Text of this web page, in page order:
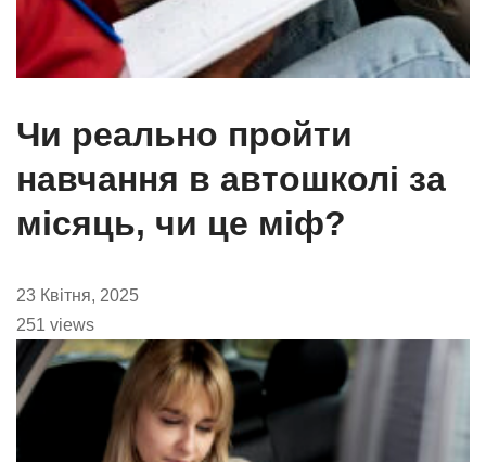
Чи реально пройти
навчання в автошколі за
місяць, чи це міф?
23 Квітня, 2025
251 views